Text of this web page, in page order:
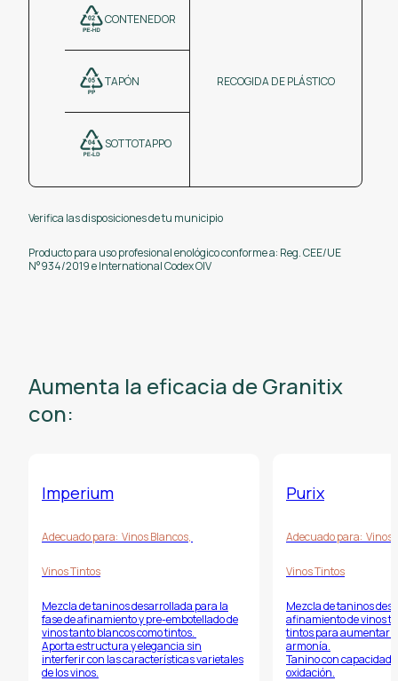
CONTENEDOR
TAPÓN
SOTTOTAPPO
RECOGIDA DE PLÁSTICO
Verifica las disposiciones de tu municipio
Producto para uso profesional enológico conforme a: Reg. CEE/UE
N°934/2019 e International Codex OIV
Aumenta la eficacia de Granitix
con:
Imperium
Adecuado para: Vinos Blancos,
Vinos Tintos
Mezcla de taninos desarrollada para la
fase de afinamiento y pre-embotellado de
vinos tanto blancos como tintos.
Aporta estructura y elegancia sin
interferir con las características varietales
de los vinos.
Purix
Adecuado para: Vinos
Vinos Tintos
Mezcla de taninos
afinamiento de vinos
tintos para aumentar
armonía.
Tanino con capacidad
oxidación.